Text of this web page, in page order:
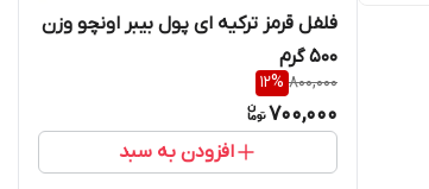
فلفل قرمز ترکیه ای پول بیبر اونچو وزن
500 گرم
800,000
12%
700,000
افزودن به سبد